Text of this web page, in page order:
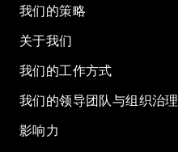
我们的策略
关于我们
我们的工作方式
我们的领导团队与组织治理
影响力